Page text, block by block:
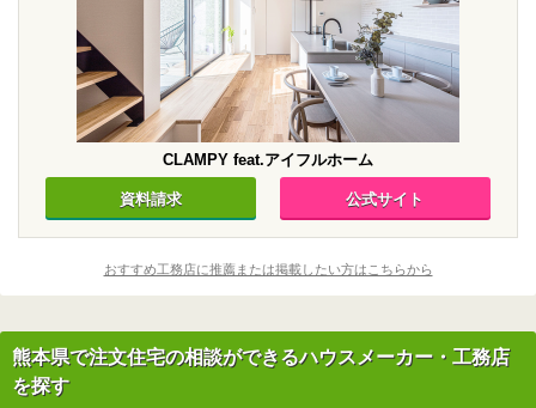
CLAMPY feat.アイフルホーム
資料請求 公式サイト
おすすめ工務店に推薦または掲載したい方はこちらから
熊本県で注文住宅の相談ができるハウスメーカー・工務店
を探す